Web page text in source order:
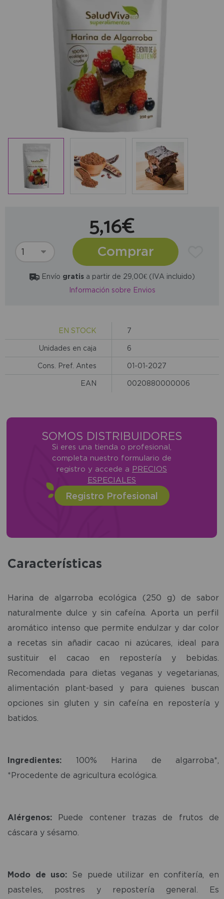
5,16€
Comprar
Envío gratisa partir de 29,00€ (IVA incluido)
Información sobre Envios
EN STOCK 7
Unidades en caja 6
Cons. Pref. Antes 01-01-2027
EAN 0020880000006
SOMOS DISTRIBUIDORES
Si eres una tienda o profesional,
completa nuestro formulario de
registro y accede a PRECIOS
ESPECIALES
Registro Profesional
Características
Harina de algarroba ecológica (250 g) de sabor
naturalmente dulce y sin cafeína. Aporta un perfil
aromático intenso que permite endulzar y dar color
a recetas sin añadir cacao ni azúcares, ideal para
sustituir el cacao en repostería y bebidas.
Recomendada para dietas veganas y vegetarianas,
alimentación plant-based y para quienes buscan
opciones sin gluten y sin cafeína en repostería y
batidos.
Ingredientes: 100% Harina de algarroba*,
*Procedente de agricultura ecológica.
Alérgenos: Puede contener trazas de frutos de
cáscara y sésamo.
Modo de uso: Se puede utilizar en confitería, en
pasteles, postres y repostería general. Es